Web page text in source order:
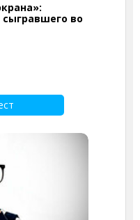
сыгравшего во